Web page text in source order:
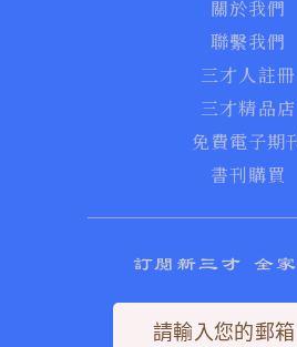
關於我們
聯繫我們
三才人註冊
三才精品店
免費電子期
書刊購買
訂閱新三才 全